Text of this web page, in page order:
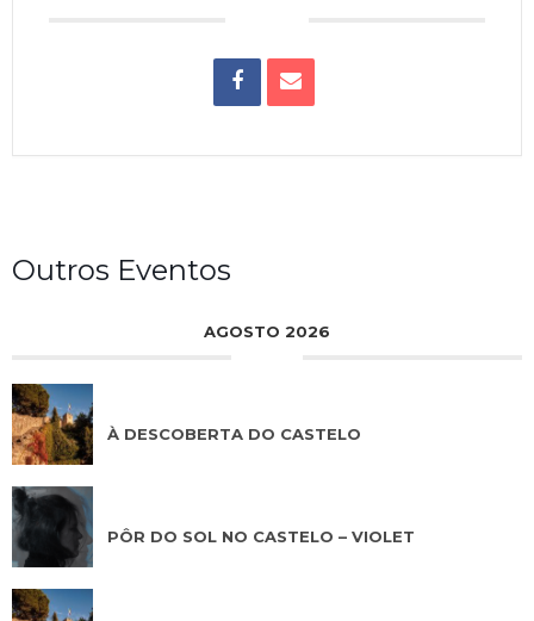
Outros Eventos
AGOSTO 2026
À DESCOBERTA DO CASTELO
PÔR DO SOL NO CASTELO – VIOLET